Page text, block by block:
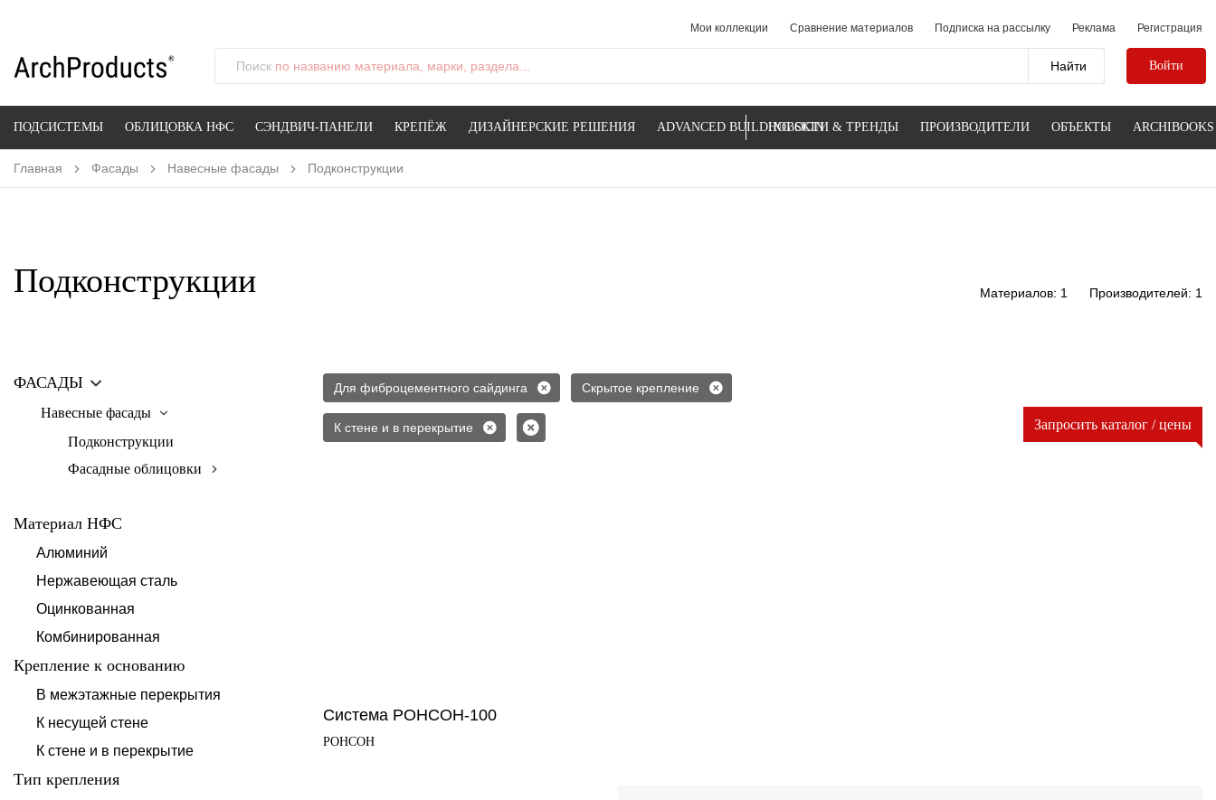
Мои коллекции Сравнение материалов Подписка на рассылку Реклама Регистрация
Поиск по названию материала, марки, раздела... Войти
ПОДСИСТЕМЫ ОБЛИЦОВКА НФС СЭНДВИЧ-ПАНЕЛИ КРЕПЁЖ ДИЗАЙНЕРСКИЕ РЕШЕНИЯ ADVANCED BUILDING SKINНОВОСТИ & ТРЕНДЫ ПРОИЗВОДИТЕЛИ ОБЪЕКТЫ ARCHIBOOKS
Главная Фасады Навесные фасады Подконструкции
Подконструкции Материалов: 1 Производителей: 1
ФАСАДЫ
Навесные фасады
Подконструкции
Фасадные облицовки
Материал НФС
Алюминий
Нержавеющая сталь
Оцинкованная
Комбинированная
Крепление к основанию
В межэтажные перекрытия
К несущей стене
К стене и в перекрытие
Тип крепления
Для фиброцементного сайдинга Скрытое крепление
К стене и в перекрытие Запросить каталог / цены
Система РОНСОН-100
РОНСОН